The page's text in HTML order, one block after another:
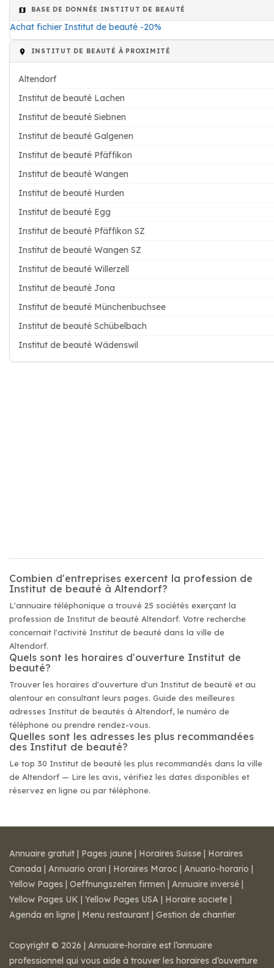
BASE DE DONNÉE INSTITUT DE BEAUTÉ
Achat fichier Institut de beauté -20%
INSTITUT DE BEAUTÉ À PROXIMITÉ
Altendorf
Institut de beauté Lachen
Institut de beauté Siebnen
Institut de beauté Galgenen
Institut de beauté Pfäffikon
Institut de beauté Wangen
Institut de beauté Hurden
Institut de beauté Egg
Institut de beauté Pfäffikon SZ
Institut de beauté Wangen SZ
Institut de beauté Willerzell
Institut de beauté Jona
Institut de beauté Münchenbuchsee
Institut de beauté Schübelbach
Institut de beauté Wädenswil
Combien d'entreprises exercent la profession de
Institut de beauté à Altendorf?
L'annuaire téléphonique a trouvé 25 sociétés exerçant la
profession de Institut de beauté Altendorf. Votre recherche
concernait l'activité Institut de beauté dans la ville de
Altendorf.
Quels sont les horaires d'ouverture Institut de
beauté?
Trouver les horaires d'ouverture d'un Institut de beauté et au
alentour en consultant leurs pages. Guide des meilleures
adresses Institut de beautés à Altendorf, le numéro de
téléphone ou prendre rendez-vous.
Quelles sont les adresses les plus recommandées
des Institut de beauté?
Le top 30 Institut de beauté les plus recommandés dans la ville
de Altendorf — Lire les avis, vérifiez les dates disponibles et
réservez en ligne ou par téléphone.
Annuaire gratuit | Pages jaune | Horaires Suisse | Horaires
Canada | Annuario orari | Horaires Maroc | Anuario-horario |
Yellow Pages | Oeffnungszeiten firmen | Annuaire inversé |
Yellow Pages UK | Yellow Pages USA | Horaire societe |
Agenda en ligne | Menu restaurant | Gestion de chantier
Copyright © 2026 | Annuaire-horaire est l’annuaire
professionnel qui vous aide à trouver les horaires d’ouverture